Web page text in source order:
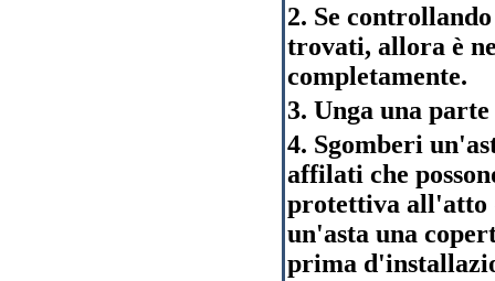
2. Se
trovati, allora è
completamente.
3. Unga una
4. Sgomberi
affilati che
protettiva all'atto
un'asta una
prima